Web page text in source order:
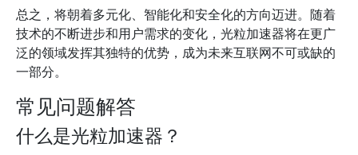
总之，将朝着多元化、智能化和安全化的方向迈进。随着
技术的不断进步和用户需求的变化，光粒加速器将在更广
泛的领域发挥其独特的优势，成为未来互联网不可或缺的
一部分。
常见问题解答
什么是光粒加速器？